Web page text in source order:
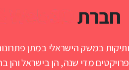
חברת
מצגות, מיתוג ומיצוב, שיווק דיגיטלי ועוד. אנחנו